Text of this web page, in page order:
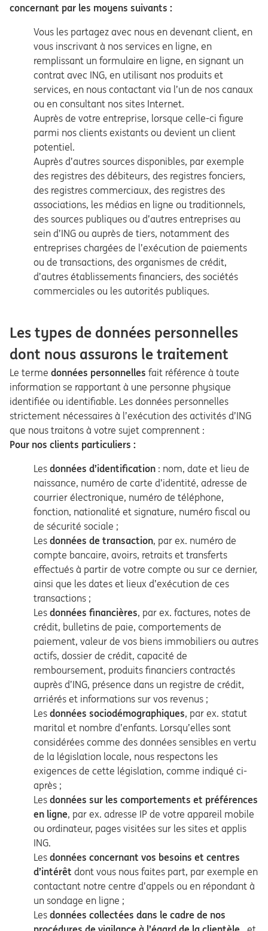
concernant par les moyens suivants :
Vous les partagez avec nous en devenant client, en
vous inscrivant à nos services en ligne, en
remplissant un formulaire en ligne, en signant un
contrat avec ING, en utilisant nos produits et
services, en nous contactant via l’un de nos canaux
ou en consultant nos sites Internet.
Auprès de votre entreprise, lorsque celle-ci figure
parmi nos clients existants ou devient un client
potentiel.
Auprès d’autres sources disponibles, par exemple
des registres des débiteurs, des registres fonciers,
des registres commerciaux, des registres des
associations, les médias en ligne ou traditionnels,
des sources publiques ou d’autres entreprises au
sein d’ING ou auprès de tiers, notamment des
entreprises chargées de l’exécution de paiements
ou de transactions, des organismes de crédit,
d’autres établissements financiers, des sociétés
commerciales ou les autorités publiques.
Les types de données personnelles
dont nous assurons le traitement
Le terme données personnelles fait référence à toute
information se rapportant à une personne physique
identifiée ou identifiable. Les données personnelles
strictement nécessaires à l’exécution des activités d’ING
que nous traitons à votre sujet comprennent :
Pour nos clients particuliers :
Les données d’identification : nom, date et lieu de
naissance, numéro de carte d’identité, adresse de
courrier électronique, numéro de téléphone,
fonction, nationalité et signature, numéro fiscal ou
de sécurité sociale ;
Les données de transaction, par ex. numéro de
compte bancaire, avoirs, retraits et transferts
effectués à partir de votre compte ou sur ce dernier,
ainsi que les dates et lieux d’exécution de ces
transactions ;
Les données financières, par ex. factures, notes de
crédit, bulletins de paie, comportements de
paiement, valeur de vos biens immobiliers ou autres
actifs, dossier de crédit, capacité de
remboursement, produits financiers contractés
auprès d’ING, présence dans un registre de crédit,
arriérés et informations sur vos revenus ;
Les données sociodémographiques, par ex. statut
marital et nombre d’enfants. Lorsqu’elles sont
considérées comme des données sensibles en vertu
de la législation locale, nous respectons les
exigences de cette législation, comme indiqué ci-
après ;
Les données sur les comportements et préférences
en ligne, par ex. adresse IP de votre appareil mobile
ou ordinateur, pages visitées sur les sites et applis
ING.
Les données concernant vos besoins et centres
d’intérêt dont vous nous faites part, par exemple en
contactant notre centre d’appels ou en répondant à
un sondage en ligne ;
Les données collectées dans le cadre de nos